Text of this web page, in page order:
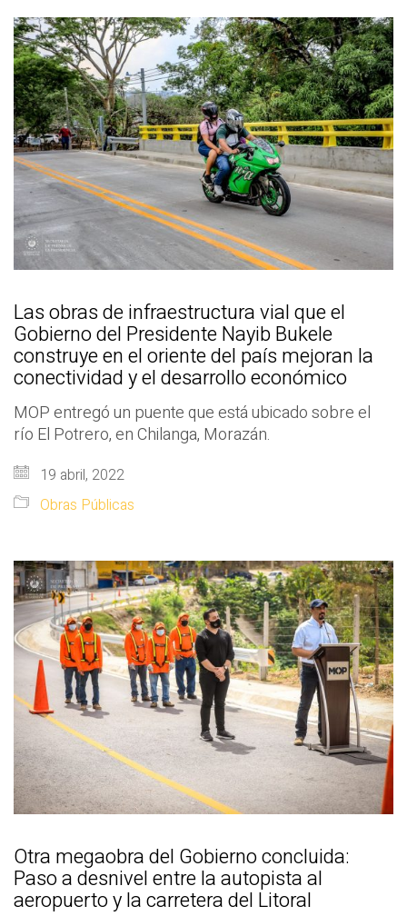
Las obras de infraestructura vial que el
Gobierno del Presidente Nayib Bukele
construye en el oriente del país mejoran la
conectividad y el desarrollo económico
MOP entregó un puente que está ubicado sobre el
río El Potrero, en Chilanga, Morazán.
19 abril, 2022
Obras Públicas
Otra megaobra del Gobierno concluida:
Paso a desnivel entre la autopista al
aeropuerto y la carretera del Litoral